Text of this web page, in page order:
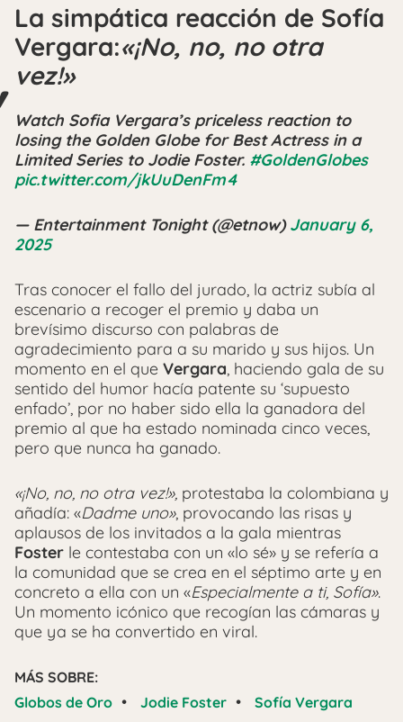
La simpática reacción de Sofía
Vergara:«¡No, no, no otra
vez!»
Watch Sofia Vergara’s priceless reaction to
losing the Golden Globe for Best Actress in a
Limited Series to Jodie Foster. #GoldenGlobes
pic.twitter.com/jkUuDenFm4
— Entertainment Tonight (@etnow)January 6,
2025
Tras conocer el fallo del jurado, la actriz subía al
escenario a recoger el premio y daba un
brevísimo discurso con palabras de
agradecimiento para a su marido y sus hijos. Un
momento en el que Vergara, haciendo gala de su
sentido del humor hacía patente su ‘supuesto
enfado’, por no haber sido ella la ganadora del
premio al que ha estado nominada cinco veces,
pero que nunca ha ganado.
«¡No, no, no otra vez!», protestaba la colombiana y
añadía: «Dadme uno», provocando las risas y
aplausos de los invitados a la gala mientras
Foster le contestaba con un «lo sé» y se refería a
la comunidad que se crea en el séptimo arte y en
concreto a ella con un «Especialmente a ti, Sofía».
Un momento icónico que recogían las cámaras y
que ya se ha convertido en viral.
MÁS SOBRE:
Globos de Oro • Jodie Foster • Sofía Vergara